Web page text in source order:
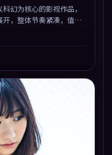
幻为核心的影视作品，
，整体节奏紧凑，值得